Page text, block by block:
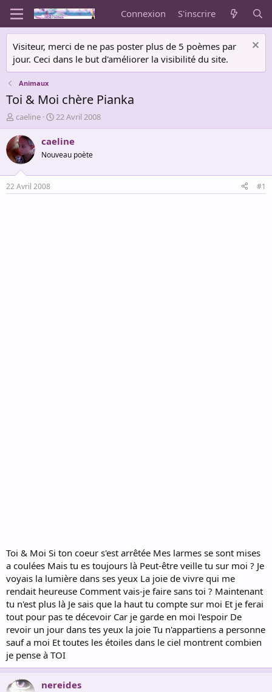
Connexion S'inscrire
Visiteur, merci de ne pas poster plus de 5 poèmes par
jour. Ceci dans le but d'améliorer la visibilité du site.
Animaux
Toi & Moi chère Pianka
A
u
t
e
u
r
d
e
caeline
D
a
t
d
é
22 Avril 2008
caeline
Nouveau poète
22 Avril 2008 #1
Toi & Moi Si ton coeur s'est arrêtée Mes larmes se sont mises
a coulées Mais tu es toujours là Peut-être veille tu sur moi ? Je
voyais la lumière dans ses yeux La joie de vivre qui me
rendait heureuse Comment vais-je faire sans toi ? Maintenant
tu n'est plus là Je sais que la haut tu compte sur moi Et je ferai
tout pour pas te décevoir Car je garde en moi l'espoir De
revoir un jour dans tes yeux la joie Tu n'appartiens a personne
sauf a moi Et toutes les étoiles dans le ciel montrent combien
je pense à TOI
nereides